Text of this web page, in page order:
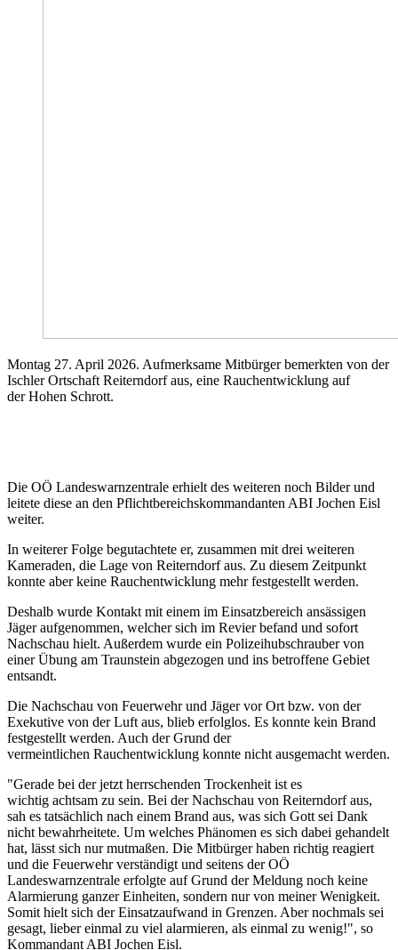
Montag 27. April 2026. Aufmerksame Mitbürger bemerkten von der
Ischler Ortschaft Reiterndorf aus, eine Rauchentwicklung auf
der Hohen Schrott.
Die OÖ Landeswarnzentrale erhielt des weiteren noch Bilder und
leitete diese an den Pflichtbereichskommandanten ABI Jochen Eisl
weiter.
In weiterer Folge begutachtete er, zusammen mit drei weiteren
Kameraden, die Lage von Reiterndorf aus. Zu diesem Zeitpunkt
konnte aber keine Rauchentwicklung mehr festgestellt werden.
Deshalb wurde Kontakt mit einem im Einsatzbereich ansässigen
Jäger aufgenommen, welcher sich im Revier befand und sofort
Nachschau hielt. Außerdem wurde ein Polizeihubschrauber von
einer Übung am Traunstein abgezogen und ins betroffene Gebiet
entsandt.
Die Nachschau von Feuerwehr und Jäger vor Ort bzw. von der
Exekutive von der Luft aus, blieb erfolglos. Es konnte kein Brand
festgestellt werden. Auch der Grund der
vermeintlichen Rauchentwicklung konnte nicht ausgemacht werden.
"Gerade bei der jetzt herrschenden Trockenheit ist es
wichtig achtsam zu sein. Bei der Nachschau von Reiterndorf aus,
sah es tatsächlich nach einem Brand aus, was sich Gott sei Dank
nicht bewahrheitete. Um welches Phänomen es sich dabei gehandelt
hat, lässt sich nur mutmaßen. Die Mitbürger haben richtig reagiert
und die Feuerwehr verständigt und seitens der OÖ
Landeswarnzentrale erfolgte auf Grund der Meldung noch keine
Alarmierung ganzer Einheiten, sondern nur von meiner Wenigkeit.
Somit hielt sich der Einsatzaufwand in Grenzen. Aber nochmals sei
gesagt, lieber einmal zu viel alarmieren, als einmal zu wenig!", so
Kommandant ABI Jochen Eisl.